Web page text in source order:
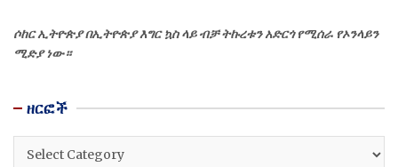
ሶከር ኢትዮጵያ በኢትዮጵያ እግር ኳስ ላይ ብቻ ትኩረቱን አድርጎ የሚሰራ የኦንላይን
ሚድያ ነው።
ዘርፎች
ዘርፎች